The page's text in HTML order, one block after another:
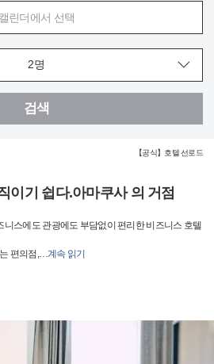
캘린더에서 선택
검색
【공식】호텔 선로드
이기 쉽다.아마쿠사 의 거점
니스에도 관광에도 부담없이 편리한 비즈니스 호텔
편의점,…계속 읽기